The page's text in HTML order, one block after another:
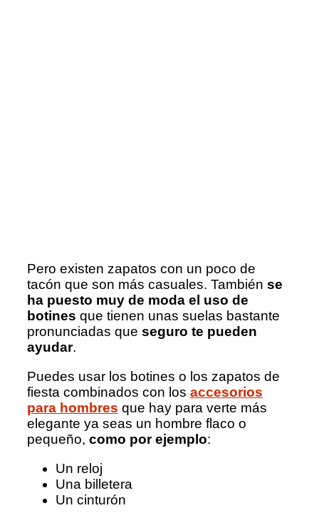
Pero existen zapatos con un poco de
tacón que son más casuales. También se
ha puesto muy de moda el uso de
botines que tienen unas suelas bastante
pronunciadas que seguro te pueden
ayudar.
Puedes usar los botines o los zapatos de
fiesta combinados con los accesorios
para hombres que hay para verte más
elegante ya seas un hombre flaco o
pequeño, como por ejemplo:
Un reloj
Una billetera
Un cinturón